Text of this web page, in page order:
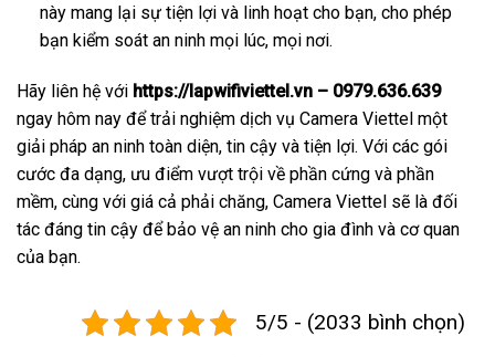
này mang lại sự tiện lợi và linh hoạt cho bạn, cho phép
bạn kiểm soát an ninh mọi lúc, mọi nơi.
Hãy liên hệ với https://lapwifiviettel.vn – 0979.636.639
ngay hôm nay để trải nghiệm dịch vụ Camera Viettel một
giải pháp an ninh toàn diện, tin cậy và tiện lợi. Với các gói
cước đa dạng, ưu điểm vượt trội về phần cứng và phần
mềm, cùng với giá cả phải chăng, Camera Viettel sẽ là đối
tác đáng tin cậy để bảo vệ an ninh cho gia đình và cơ quan
của bạn.
5/5 - (2033 bình chọn)